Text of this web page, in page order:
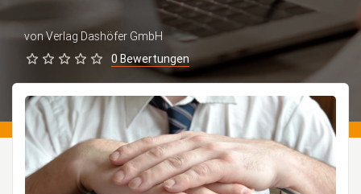
von Verlag Dashöfer GmbH
0 Bewertungen